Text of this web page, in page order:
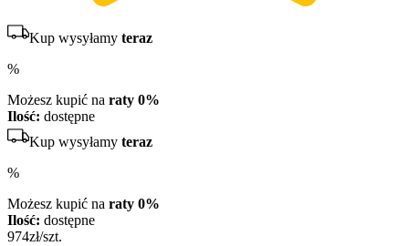
Kup wysyłamy teraz
%
Możesz kupić na raty 0%
Ilość: dostępne
Kup wysyłamy teraz
%
Możesz kupić na raty 0%
Ilość: dostępne
974zł/szt.